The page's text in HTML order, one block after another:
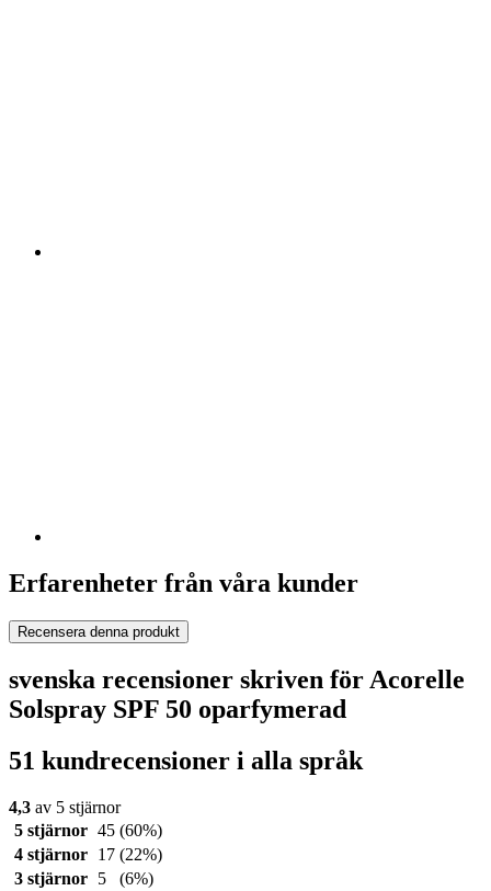
Erfarenheter från våra kunder
Recensera denna produkt
svenska recensioner skriven för Acorelle
Solspray SPF 50 oparfymerad
51 kundrecensioner i alla språk
4,3 av 5 stjärnor
5 stjärnor 45 (60%)
4 stjärnor
17 (22%)
3 stjärnor
5
(6%)